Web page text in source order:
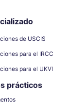
de USCIS
para el IRCC
para el UKVI
prácticos